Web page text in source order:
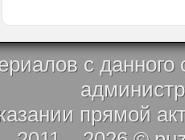
с
прямой